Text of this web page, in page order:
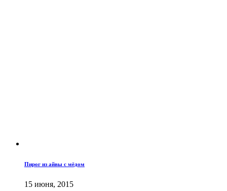
Пирог из айвы с мёдом
15 июня, 2015